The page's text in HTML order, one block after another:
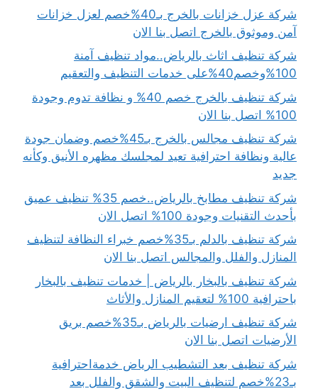
شركة عزل خزانات بالخرج بـ40%خصم لعزل خزانات
آمن وموثوق بالخرج اتصل بنا الان
شركة تنظيف اثاث بالرياض..مواد تنظيف آمنة
100%وخصم40%على خدمات التنظيف والتعقيم
شركة تنظيف بالخرج خصم 40% و نظافة تدوم وجودة
100% اتصل بنا الان
شركة تنظيف مجالس بالخرج بـ45%خصم وضمان جودة
عالية ونظافة احترافية تعيد لمجلسك مظهره الأنيق وكأنه
جديد
شركة تنظيف مطابخ بالرياض..خصم 35% تنظيف عميق
بأحدث التقنيات وجودة 100% اتصل الان
شركة تنظيف بالدلم بـ35%خصم خبراء النظافة لتنظيف
المنازل والفلل والمجالس اتصل بنا الان
شركة تنظيف بالبخار بالرياض | خدمات تنظيف بالبخار
باحترافية 100% لتعقيم المنازل والأثاث
شركة تنظيف ارضيات بالرياض بـ35%خصم بريق
الأرضيات اتصل بنا الان
شركة تنظيف بعد التشطيب الرياض خدمةاحترافية
بـ23%خصم لتنظيف البيت والشقق والفلل بعد